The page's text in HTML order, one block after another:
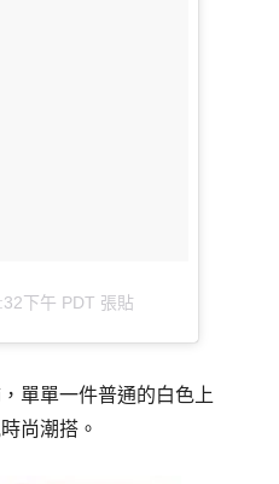
下午 PDT 張貼
單單一件普通的白色上
尚潮搭。